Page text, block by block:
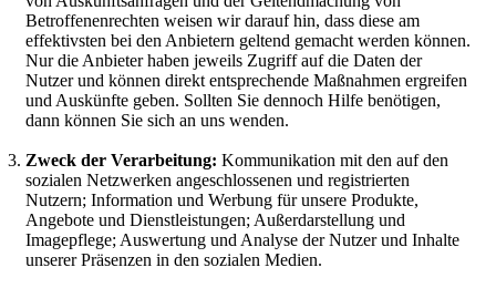
Betroffenenrechten weisen wir darauf hin, dass diese am
effektivsten bei den Anbietern geltend gemacht werden können.
Nur die Anbieter haben jeweils Zugriff auf die Daten der
Nutzer und können direkt entsprechende Maßnahmen ergreifen
und Auskünfte geben. Sollten Sie dennoch Hilfe benötigen,
dann können Sie sich an uns wenden.
Zweck der Verarbeitung: Kommunikation mit den auf den
sozialen Netzwerken angeschlossenen und registrierten
Nutzern; Information und Werbung für unsere Produkte,
Angebote und Dienstleistungen; Außerdarstellung und
Imagepflege; Auswertung und Analyse der Nutzer und Inhalte
unserer Präsenzen in den sozialen Medien.